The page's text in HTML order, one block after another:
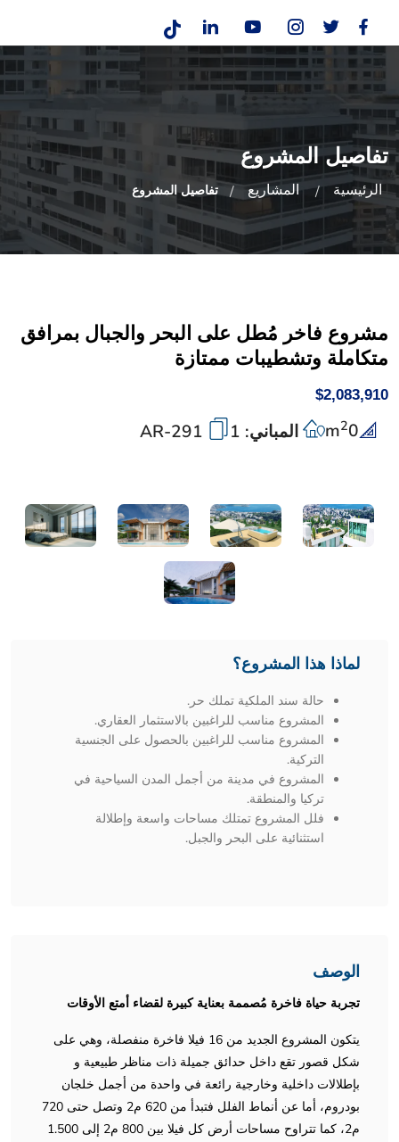
تفاصيل المشروع
الرئيسية المشاريع تفاصيل المشروع
مشروع فاخر مُطل على البحر والجبال بمرافق
متكاملة وتشطيبات ممتازة
$2,083,910
0
m2 المباني: 1
لماذا هذا المشروع؟
حالة سند الملكية تملك حر.
المشروع مناسب للراغبين بالاستثمار العقاري.
المشروع مناسب للراغبين بالحصول على الجنسية
التركية.
المشروع في مدينة من أجمل المدن السياحية في
تركيا والمنطقة.
فلل المشروع تمتلك مساحات واسعة وإطلالة
استثنائية على البحر والجبل.
الوصف
تجربة حياة فاخرة مُصممة بعناية كبيرة لقضاء أمتع الأوقات
يتكون المشروع الجديد من 16 فيلا فاخرة منفصلة، وهي على
شكل قصور تقع داخل حدائق جميلة ذات مناظر طبيعية و
بإطلالات داخلية وخارجية رائعة في واحدة من أجمل خلجان
بودروم، أما عن أنماط الفلل فتبدأ من 620 م2 وتصل حتى 720
م2، كما تتراوح مساحات أرض كل فيلا بين 800 م2 إلى 1.500